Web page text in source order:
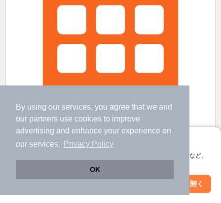
By using our services, you agree that we and
our partners use cookies to improve
advertising and enhance your experience on
our services.
Privacy Policy
OK
アプリに切り替えて、サクサクお部屋探し
会員登録なしですぐ使える。マップ検索やお気に入り保存など、
アプリを開く
井土ヶ谷セレーノの賃貸物件
保土ケ谷駅 歩21分 （湘南新宿宇など）
井土ヶ谷駅 歩
絞り込み条件を変更